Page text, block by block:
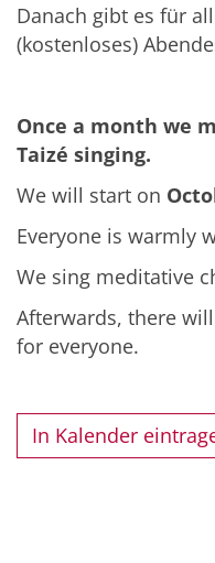
Danach gibt es für
(kostenloses)
Once a month we
Taizé singing.
We will start on
Everyone is warmly
We sing meditative
Afterwards, there
for everyone.
In Kalender